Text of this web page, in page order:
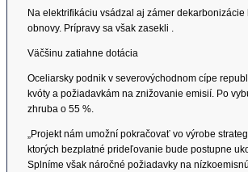
Na elektrifikáciu vsádzal aj zámer
obnovy. Prípravy sa však zasekli .
Väčšinu zatiahne dotácia
Oceliarsky podnik v severovýchodnom cípe
kvóty a požiadavkám na znižovanie emisií. Po
zhruba o 55 %.
„Projekt nám umožní pokračovať vo výrobe
ktorých bezplatné prideľovanie bude postupne
Splníme však náročné požiadavky na